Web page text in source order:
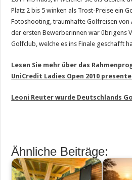
Platz 2 bis 5 winken als Trost-Preise ein
Fotoshooting, traumhafte Golfreisen von
der ersten Bewerberinnen war übrigens
Golfclub, welche es ins Finale geschafft
Lesen Sie mehr über das
UniCredit Ladies Open 2010
Leoni Reuter wurde Deutschlands
Ähnliche Beiträge: